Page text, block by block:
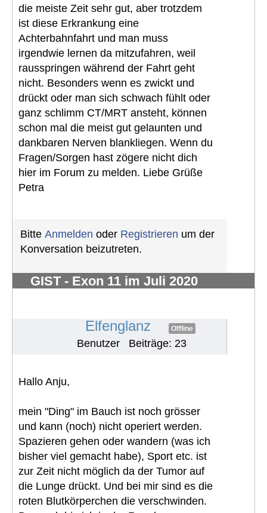
die meiste Zeit sehr gut, aber trotzdem
ist diese Erkrankung eine
Achterbahnfahrt und man muss
irgendwie lernen da mitzufahren, weil
rausspringen während der Fahrt geht
nicht. Besonders wenn es zwickt und
drückt oder man sich schwach fühlt oder
ganz schlimm CT/MRT ansteht, können
schon mal die meist gut gelaunten und
dankbaren Nerven blankliegen. Wenn du
Fragen/Sorgen hast zögere nicht dich
hier im Forum zu melden. Liebe Grüße
Petra
Bitte Anmelden oder Registrieren um der
Konversation beizutreten.
GIST - Exon 11 im Juli 2020
Elfenglanz Offline
Benutzer Beiträge: 23
Hallo Anju,
mein "Ding" im Bauch ist noch grösser
und kann (noch) nicht operiert werden.
Spazieren gehen oder wandern (was ich
bisher viel gemacht habe), Sport etc. ist
zur Zeit nicht möglich da der Tumor auf
die Lunge drückt. Und bei mir sind es die
roten Blutkörperchen die verschwinden.